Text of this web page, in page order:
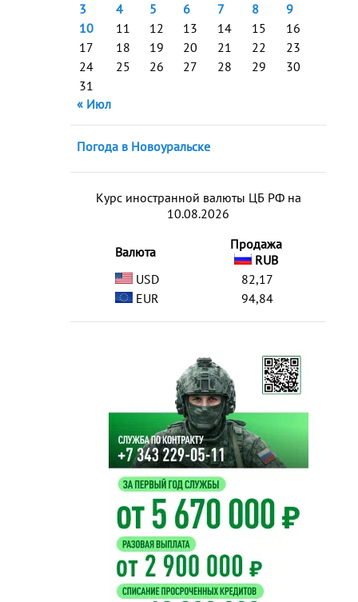
3
4 5 6 7 8
9
10
11 12 13 14 15
16
17
18 19 20 21 22
23
24
25 26 27 28 29
30
31
« Июл
Погода в Новоуральске
Курс иностранной валюты ЦБ РФ на
10.08.2026
Валюта
Продажа
RUB
USD
82,17
EUR
94,84